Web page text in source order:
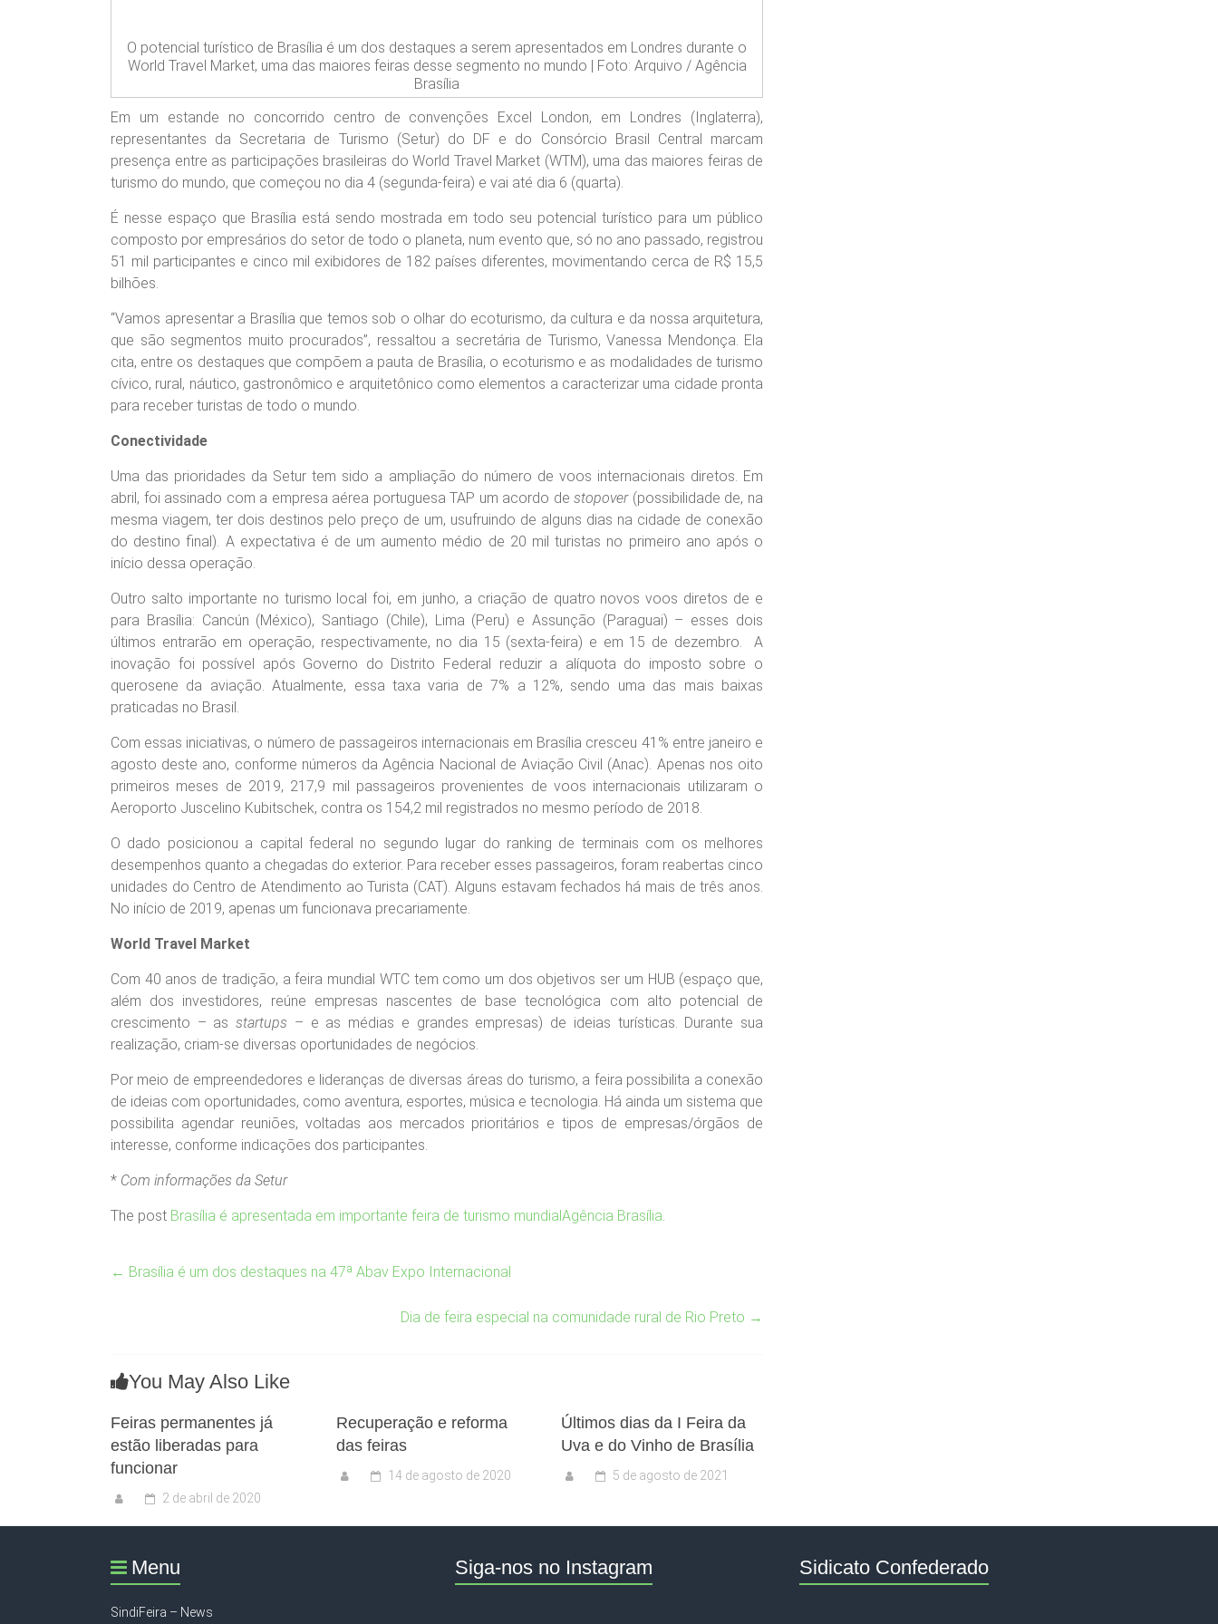
O potencial turístico de Brasília é um dos destaques a serem apresentados em Londres durante o
World Travel Market, uma das maiores feiras desse segmento no mundo | Foto: Arquivo / Agência
Brasília
Em um estande no concorrido centro de convenções Excel London, em Londres (Inglaterra),
representantes da Secretaria de Turismo (Setur) do DF e do Consórcio Brasil Central marcam
presença entre as participações brasileiras do World Travel Market (WTM), uma das maiores feiras de
turismo do mundo, que começou no dia 4 (segunda-feira) e vai até dia 6 (quarta).
É nesse espaço que Brasília está sendo mostrada em todo seu potencial turístico para um público
composto por empresários do setor de todo o planeta, num evento que, só no ano passado, registrou
51 mil participantes e cinco mil exibidores de 182 países diferentes, movimentando cerca de R$ 15,5
bilhões.
“Vamos apresentar a Brasília que temos sob o olhar do ecoturismo, da cultura e da nossa arquitetura,
que são segmentos muito procurados”, ressaltou a secretária de Turismo, Vanessa Mendonça. Ela
cita, entre os destaques que compõem a pauta de Brasília, o ecoturismo e as modalidades de turismo
cívico, rural, náutico, gastronômico e arquitetônico como elementos a caracterizar uma cidade pronta
para receber turistas de todo o mundo.
Conectividade
Uma das prioridades da Setur tem sido a ampliação do número de voos internacionais diretos. Em
abril, foi assinado com a empresa aérea portuguesa TAP um acordo destopover(possibilidade de, na
mesma viagem, ter dois destinos pelo preço de um, usufruindo de alguns dias na cidade de conexão
do destino final). A expectativa é de um aumento médio de 20 mil turistas no primeiro ano após o
início dessa operação.
Outro salto importante no turismo local foi, em junho, a criação de quatro novos voos diretos de e
para Brasília: Cancún (México), Santiago (Chile), Lima (Peru) e Assunção (Paraguai) – esses dois
últimos entrarão em operação, respectivamente, no dia 15 (sexta-feira) e em 15 de dezembro. A
inovação foi possível após Governo do Distrito Federal reduzir a alíquota do imposto sobre o
querosene da aviação. Atualmente, essa taxa varia de 7% a 12%, sendo uma das mais baixas
praticadas no Brasil.
Com essas iniciativas, o número de passageiros internacionais em Brasília cresceu 41% entre janeiro e
agosto deste ano, conforme números da Agência Nacional de Aviação Civil (Anac). Apenas nos oito
primeiros meses de 2019, 217,9 mil passageiros provenientes de voos internacionais utilizaram o
Aeroporto Juscelino Kubitschek, contra os 154,2 mil registrados no mesmo período de 2018.
O dado posicionou a capital federal no segundo lugar do ranking de terminais com os melhores
desempenhos quanto a chegadas do exterior. Para receber esses passageiros, foram reabertas cinco
unidades do Centro de Atendimento ao Turista (CAT). Alguns estavam fechados há mais de três anos.
No início de 2019, apenas um funcionava precariamente.
World Travel Market
Com 40 anos de tradição, a feira mundial WTC tem como um dos objetivos ser um HUB (espaço que,
além dos investidores, reúne empresas nascentes de base tecnológica com alto potencial de
crescimento – asstartups – e as médias e grandes empresas) de ideias turísticas. Durante sua
realização, criam-se diversas oportunidades de negócios.
Por meio de empreendedores e lideranças de diversas áreas do turismo, a feira possibilita a conexão
de ideias com oportunidades, como aventura, esportes, música e tecnologia. Há ainda um sistema que
possibilita agendar reuniões, voltadas aos mercados prioritários e tipos de empresas/órgãos de
interesse, conforme indicações dos participantes.
* Com informações da Setur
The post Brasília é apresentada em importante feira de turismo mundialAgência Brasília.
← Brasília é um dos destaques na 47ª Abav Expo Internacional
Dia de feira especial na comunidade rural de Rio Preto →
You May Also Like
Feiras permanentes já
estão liberadas para
funcionar
2 de abril de 2020
Recuperação e reforma
das feiras
14 de agosto de 2020
Últimos dias da I Feira da
Uva e do Vinho de Brasília
5 de agosto de 2021
Menu
SindiFeira – News
Siga-nos no Instagram Sidicato Confederado